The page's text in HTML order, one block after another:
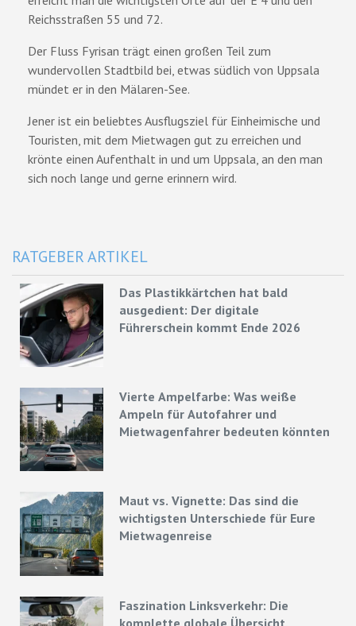
Reichsstraßen 55 und 72.
Der Fluss Fyrisan trägt einen großen Teil zum
wundervollen Stadtbild bei, etwas südlich von Uppsala
mündet er in den Mälaren-See.
Jener ist ein beliebtes Ausflugsziel für Einheimische und
Touristen, mit dem Mietwagen gut zu erreichen und
krönte einen Aufenthalt in und um Uppsala, an den man
sich noch lange und gerne erinnern wird.
RATGEBER ARTIKEL
Das Plastikkärtchen hat bald
ausgedient: Der digitale
Führerschein kommt Ende 2026
Vierte Ampelfarbe: Was weiße
Ampeln für Autofahrer und
Mietwagenfahrer bedeuten könnten
Maut vs. Vignette: Das sind die
wichtigsten Unterschiede für Eure
Mietwagenreise
Faszination Linksverkehr: Die
komplette globale Übersicht,